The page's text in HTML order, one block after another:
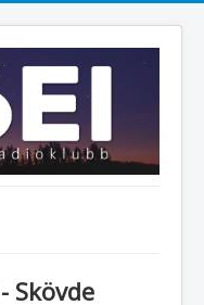
Skövde